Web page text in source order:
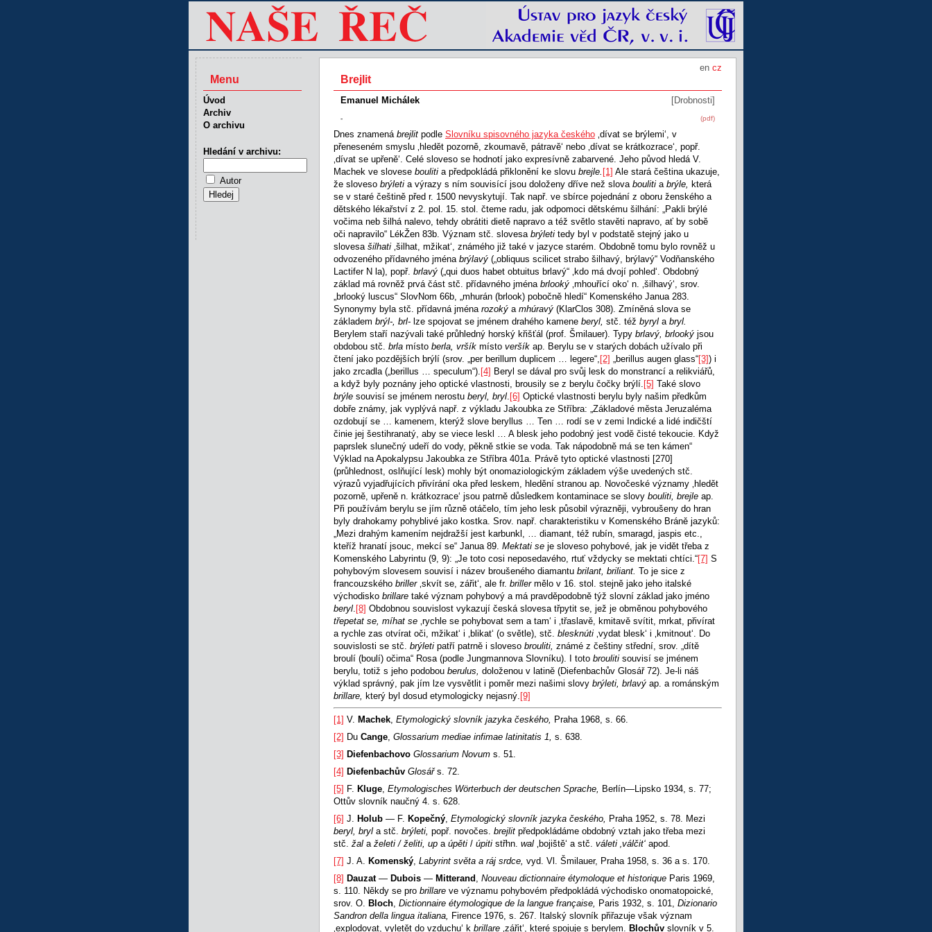
en cz
Brejlit
Emanuel Michálek [Drobnosti]
(pdf)
-
Dnes znamená brejlit podle Slovníku spisovného jazyka českého ‚dívat se brýlemi‘, v
přeneseném smyslu ‚hledět pozorně, zkoumavě, pátravě‘ nebo ‚dívat se krátkozrace‘, popř.
‚dívat se upřeně‘. Celé sloveso se hodnotí jako expresívně zabarvené. Jeho původ hledá V.
Machek ve slovese bouliti a předpokládá přiklonění ke slovu brejle. [1] Ale stará čeština ukazuje,
že sloveso brýleti a výrazy s ním souvisící jsou doloženy dříve než slova bouliti a brýle, která
se v staré češtině před r. 1500 nevyskytují. Tak např. ve sbírce pojednání z oboru ženského a
dětského lékařství z 2. pol. 15. stol. čteme radu, jak odpomoci dětskému šilhání: „Pakli brýlé
vočima neb šilhá nalevo, tehdy obrátiti dietě napravo a též světlo stavěti napravo, ať by sobě
oči napravilo“ LékŽen 83b. Význam stč. slovesa brýleti tedy byl v podstatě stejný jako u
slovesa šilhati ‚šilhat, mžikat‘, známého již také v jazyce starém. Obdobně tomu bylo rovněž u
odvozeného přídavného jména brýlavý („obliquus scilicet strabo šilhavý, brýlavý“ Vodňanského
Lactifer N la), popř. brlavý („qui duos habet obtuitus brlavý“ ‚kdo má dvojí pohled‘. Obdobný
základ má rovněž prvá část stč. přídavného jména brlooký ‚mhouřící oko‘ n. ‚šilhavý‘, srov.
„brlooký luscus“ SlovNom 66b, „mhurán (brlook) pobočně hledí“ Komenského Janua 283.
Synonymy byla stč. přídavná jména rozoký a mhúravý (KlarClos 308). Zmíněná slova se
základem brýl-, brl- lze spojovat se jménem drahého kamene beryl, stč. též byryl a bryl.
Berylem staří nazývali také průhledný horský křišťál (prof. Šmilauer). Typy brlavý, brlooký jsou
obdobou stč. brla místo berla, vršík místo veršík ap. Berylu se v starých dobách užívalo při
čtení jako pozdějších brýlí (srov. „per berillum duplicem … legere“, [2] „berillus augen glass“[3]) i
jako zrcadla („berillus … speculum“). [4] Beryl se dával pro svůj lesk do monstrancí a relikviářů,
a když byly poznány jeho optické vlastnosti, brousily se z berylu čočky brýlí. [5] Také slovo
brýle souvisí se jménem nerostu beryl, bryl. [6] Optické vlastnosti berylu byly našim předkům
dobře známy, jak vyplývá např. z výkladu Jakoubka ze Stříbra: „Základové města Jeruzaléma
ozdobují se … kamenem, kterýž slove beryllus … Ten … rodí se v zemi Indické a lidé indičští
činie jej šestihranatý, aby se viece leskl … A blesk jeho podobný jest vodě čisté tekoucie. Když
paprslek slunečný udeří do vody, pěkně stkie se voda. Tak nápodobně má se ten kámen“
Výklad na Apokalypsu Jakoubka ze Stříbra 401a. Právě tyto optické vlastnosti [270]
(průhlednost, oslňující lesk) mohly být onomaziologickým základem výše uvedených stč.
výrazů vyjadřujících přivírání oka před leskem, hledění stranou ap. Novočeské významy ‚hledět
pozorně, upřeně n. krátkozrace‘ jsou patrně důsledkem kontaminace se slovy bouliti, brejle ap.
Při používám berylu se jím různě otáčelo, tím jeho lesk působil výrazněji, vybroušeny do hran
byly drahokamy pohyblivé jako kostka. Srov. např. charakteristiku v Komenského Bráně jazyků:
„Mezi drahým kamením nejdražší jest karbunkl, … diamant, též rubín, smaragd, jaspis etc.,
kteříž hranatí jsouc, mekcí se“ Janua 89. Mektati se je sloveso pohybové, jak je vidět třeba z
Komenského Labyrintu (9, 9): „Je toto cosi neposedavého, rtuť vždycky se mektati chtíci.“[7] S
pohybovým slovesem souvisí i název broušeného diamantu brilant, briliant. To je sice z
francouzského briller ‚skvít se, zářit‘, ale fr. briller mělo v 16. stol. stejně jako jeho italské
východisko brillare také význam pohybový a má pravděpodobně týž slovní základ jako jméno
beryl. [8] Obdobnou souvislost vykazují česká slovesa třpytit se, jež je obměnou pohybového
třepetat se, míhat se ‚rychle se pohybovat sem a tam‘ i ‚třaslavě, kmitavě svítit, mrkat, přivírat
a rychle zas otvírat oči, mžikat‘ i ‚blikat‘ (o světle), stč. blesknúti ‚vydat blesk‘ i ‚kmitnout‘. Do
souvislosti se stč. brýleti patří patrně i sloveso brouliti, známé z češtiny střední, srov. „dítě
broulí (boulí) očima“ Rosa (podle Jungmannova Slovníku). I toto brouliti souvisí se jménem
berylu, totiž s jeho podobou berulus, doloženou v latině (Diefenbachův Glosář 72). Je-li náš
výklad správný, pak jím lze vysvětlit i poměr mezi našimi slovy brýleti, brlavý ap. a románským
brillare, který byl dosud etymologicky nejasný. [9]
[1] V. Machek Etymologický slovník jazyka českého, Praha 1968, s. 66.
[2] Du Cange Glossarium mediae infimae latinitatis 1, s. 638.
[3] Diefenbachovo Glossarium Novum s. 51.
[4] Diefenbachův Glosářs. 72.
[5] F. Kluge Etymologisches Wörterbuch der deutschen Sprache, Berlín—Lipsko 1934, s. 77;
Ottův slovník naučný 4. s. 628.
[6] J. Holub — F. Kopečný Etymologický slovník jazyka českého, Praha 1952, s. 78. Mezi
beryl, bryl a stč. brýleti, popř. novočes. brejlit předpokládáme obdobný vztah jako třeba mezi
stč. žal a želeti / želiti, up a úpěti / úpiti střhn. wal ‚bojiště‘ a stč. váleti ‚válčit‘ apod.
[7] J. A. Komenský Labyrint světa a ráj srdce, vyd. Vl. Šmilauer, Praha 1958, s. 36 a s. 170.
[8] Dauzat— Dubois — Mitterand Nouveau dictionnaire étymoloque et historique Paris 1969,
s. 110. Někdy se pro brillare ve významu pohybovém předpokládá východisko onomatopoické,
srov. O. Bloch Dictionnaire étymologique de la langue française, Paris 1932, s. 101, Dizionario
Sandron della lingua italiana, Firence 1976, s. 267. Italský slovník přiřazuje však význam
‚explodovat, vyletět do vzduchu‘ k brillare ‚zářit‘, které spojuje s berylem. Blochův slovník v 5.
Menu
Úvod
Archiv
O archivu
Hledání v archivu:
Autor